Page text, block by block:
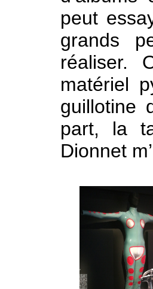
peut
grands
réaliser.
matériel
guillotine
part, la
Dionnet